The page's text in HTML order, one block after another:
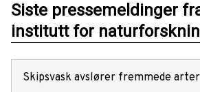
Siste pressemeldinger
institutt for
Skipsvask avslører fremmede